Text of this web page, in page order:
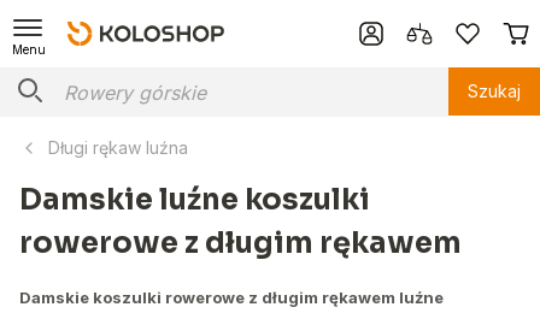
Menu
Szukaj
Długi rękaw luźna
Damskie luźne koszulki
rowerowe z długim rękawem
Damskie koszulki rowerowe z długim rękawem luźne